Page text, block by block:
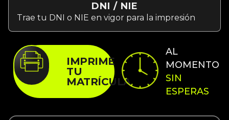
DNI / NIE
Trae tu DNI o NIE en vigor para la impresión
IMPRIME
TU
MATRÍCULA
AL
MOMENTO
SIN
ESPERAS